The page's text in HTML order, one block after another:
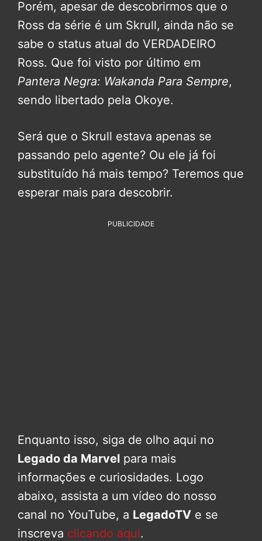
Porém, apesar de descobrirmos que o
Ross da série é um Skrull, ainda não se
sabe o status atual do VERDADEIRO
Ross. Que foi visto por último em
Pantera Negra: Wakanda Para Sempre,
sendo libertado pela Okoye.
Será que o Skrull estava apenas se
passando pelo agente? Ou ele já foi
substituído há mais tempo? Teremos que
esperar mais para descobrir.
PUBLICIDADE
Enquanto isso, siga de olho aqui no
Legado da Marvel para mais
informações e curiosidades. Logo
abaixo, assista a um vídeo do nosso
canal no YouTube, a LegadoTV e se
inscreva clicando aqui.